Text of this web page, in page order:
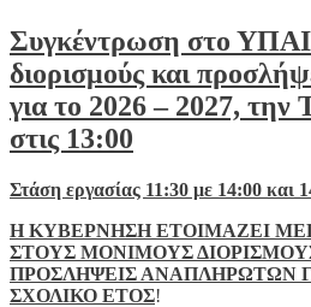
Συγκέντρωση στο
διορισμούς και
για το 2026 – 2027, την
στις 13:00
Στάση εργασίας 11:30 με 14:00 και
Η ΚΥΒΕΡΝΗΣΗ ΕΤΟΙΜΑΖΕΙ
ΣΤΟΥΣ ΜΟΝΙΜΟΥΣ
ΠΡΟΣΛΗΨΕΙΣ ΑΝΑΠΛΗΡΩΤΩΝ
ΣΧΟΛΙΚΟ ΕΤΟΣ!